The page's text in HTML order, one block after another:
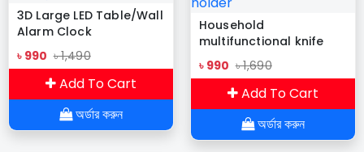
3D Large LED Table/Wall
Alarm Clock
৳ 990 ৳ 1,490
Add To Cart
অর্ডার করুন
Household
multifunctional knife
holder
৳ 990 ৳ 1,690
Add To Cart
অর্ডার করুন